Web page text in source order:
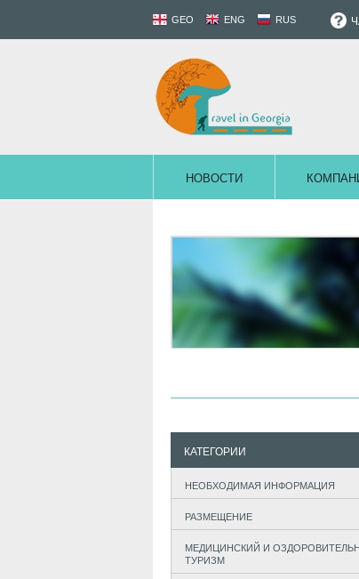
GEO ENG RUS
НОВОСТИ
КАТЕГОРИИ
НЕОБХОДИМАЯ ИНФОРМАЦИЯ
РАЗМЕЩЕНИЕ
МЕДИЦИНСКИЙ И
ТУРИЗМ